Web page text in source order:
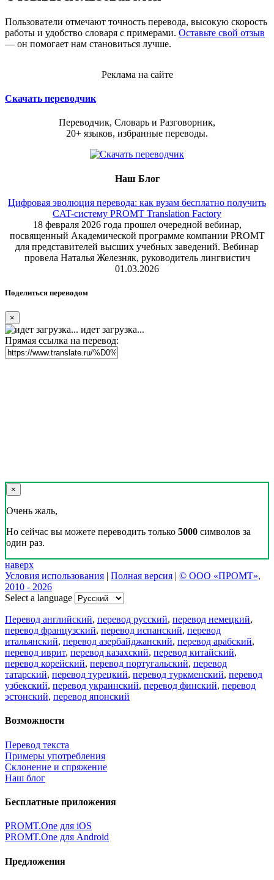
Пользователи отмечают точность перевода, высокую скорость
работы и удобство словаря с примерами. Оставьте свой отзыв
— он помогает нам становиться лучше.
Реклама на сайте
Скачать переводчик
Переводчик, Словарь и Разговорник,
20+ языков, избранные переводы.
Наш Блог
Цифровая эволюция перевода: как вузам бесплатно получить
CAT-систему PROMT Translation Factory
18 февраля 2026 года прошел очередной вебинар,
посвященный Академической программе компании PROMT
для представителей высших учебных заведений. Вебинар
провела Наталья Железняк, руководитель лингвистич
01.03.2026
Поделиться переводом
×
идет загрузка...
Прямая ссылка на перевод:
×
Очень жаль,
Но сейчас вы можете переводить только 5000 символов за
один раз.
наверх
Условия использования | Полная версия | © ООО «ПРОМТ»,
2010 - 2026
Select a language
Перевод английский, перевод русский, перевод немецкий,
перевод французский, перевод испанский, перевод
итальянский, перевод азербайджанский, перевод арабский,
перевод иврит, перевод казахский, перевод китайский,
перевод корейский, перевод португальский, перевод
татарский, перевод турецкий, перевод туркменский, перевод
узбекский, перевод украинский, перевод финский, перевод
эстонский, перевод японский
Возможности
Перевод текста
Примеры употребления
Склонение и спряжение
Наш блог
Бесплатные приложения
PROMT.One для iOS
PROMT.One для Android
Предложения